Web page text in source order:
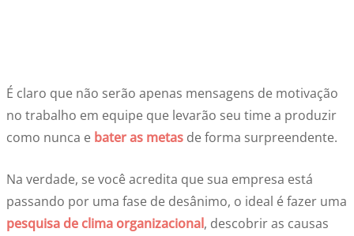
É claro que não serão apenas mensagens de motivação
no trabalho em equipe que levarão seu time a produzir
como nunca e bater as metas de forma surpreendente.
Na verdade, se você acredita que sua empresa está
passando por uma fase de desânimo, o ideal é fazer uma
pesquisa de clima organizacional, descobrir as causas